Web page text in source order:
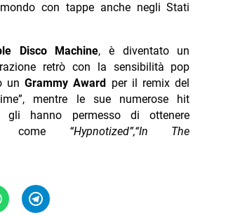
con tappe anche negli Stati
Disco Machine, è diventato un
retrò con la sensibilità pop
unGrammy Award
per il remix del
mentre le sue numerose hit
gli hanno permesso di ottenere
come “Hypnotized”,“In The